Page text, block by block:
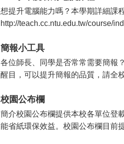
想提升電腦能力嗎？本學期詳細課
http://teach.cc.ntu.edu.tw/course/
簡報小工具
各位師長、同學是否常常需要簡報
醒目，可以提升簡報的品質，請全
校園公布欄
簡介校園公布欄提供本校各單位登
能省紙環保效益。校園公布欄目前